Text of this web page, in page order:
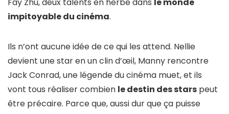
impitoyable du cinéma.
Ils n’ont aucune idée de ce qui les attend. Nellie
devient une star en un clin d’œil, Manny rencontre
Jack Conrad, une légende du cinéma muet, et ils
vont tous réaliser combien le destin des stars peut
être précaire. Parce que, aussi dur que ça puisse